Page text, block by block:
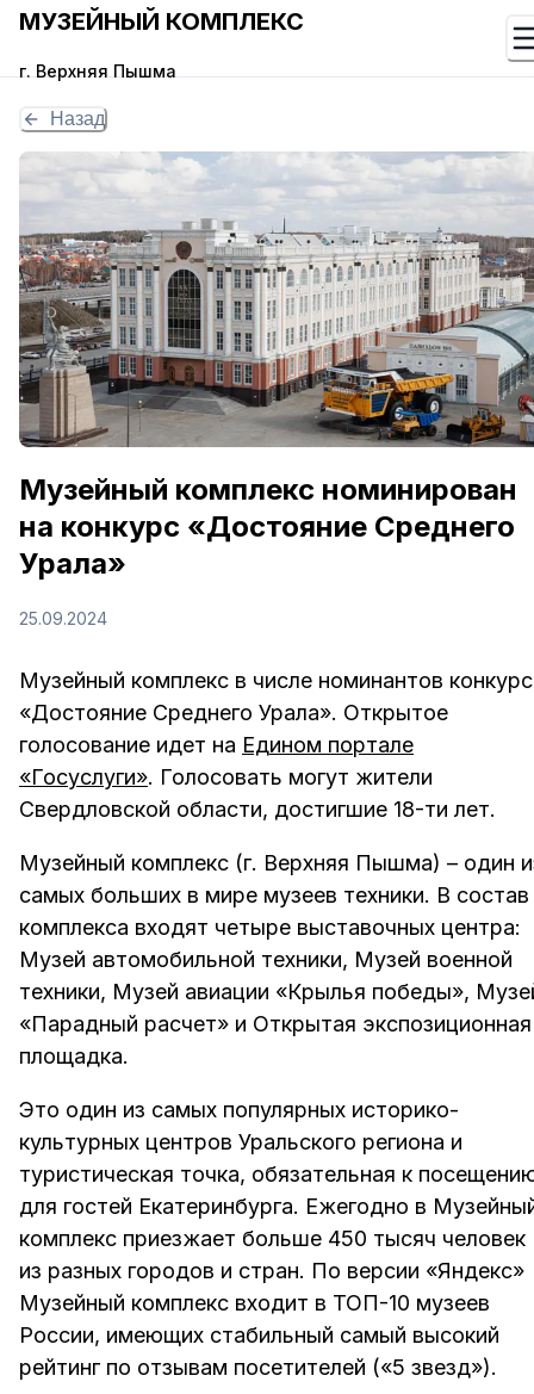
МУЗЕЙНЫЙ КОМПЛЕКС
г. Верхняя Пышма
Назад
Музейный комплекс номинирован
на конкурс «Достояние Среднего
Урала»
25.09.2024
Музейный комплекс в числе номинантов
«Достояние Среднего Урала». Открытое
голосование идет на Едином портале
«Госуслуги». Голосовать могут жители
Свердловской области, достигшие 18-ти лет.
Музейный комплекс (г. Верхняя Пышма) – один
самых больших в мире музеев техники. В состав
комплекса входят четыре выставочных центра:
Музей автомобильной техники, Музей военной
техники, Музей авиации «Крылья победы»,
«Парадный расчет» и Открытая экспозиционная
площадка.
Это один из самых популярных историко-
культурных центров Уральского региона и
туристическая точка, обязательная к
для гостей Екатеринбурга. Ежегодно в
комплекс приезжает больше 450 тысяч человек
из разных городов и стран. По версии «Яндекс»
Музейный комплекс входит в ТОП-10 музеев
России, имеющих стабильный самый высокий
рейтинг по отзывам посетителей («5 звезд»).